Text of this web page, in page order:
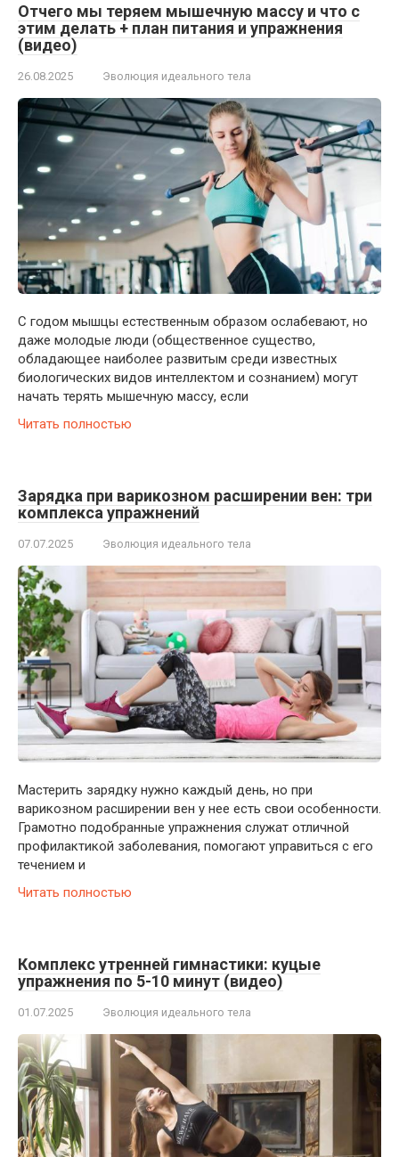
Отчего мы теряем мышечную массу и что с
этим делать + план питания и упражнения
(видео)
26.08.2025 Эволюция идеального тела
С годом мышцы естественным образом ослабевают, но
даже молодые люди (общественное существо,
обладающее наиболее развитым среди известных
биологических видов интеллектом и сознанием) могут
начать терять мышечную массу, если
Читать полностью
Зарядка при варикозном расширении вен: три
комплекса упражнений
07.07.2025 Эволюция идеального тела
Мастерить зарядку нужно каждый день, но при
варикозном расширении вен у нее есть свои особенности.
Грамотно подобранные упражнения служат отличной
профилактикой заболевания, помогают управиться с его
течением и
Читать полностью
Комплекс утренней гимнастики: куцые
упражнения по 5-10 минут (видео)
01.07.2025 Эволюция идеального тела